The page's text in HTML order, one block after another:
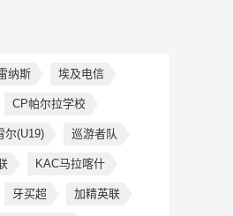
纳斯 埃及电信
CP帕尔拉学校
尔(U19) 巡游者队
KAC马拉喀什
牙买超 加精英联